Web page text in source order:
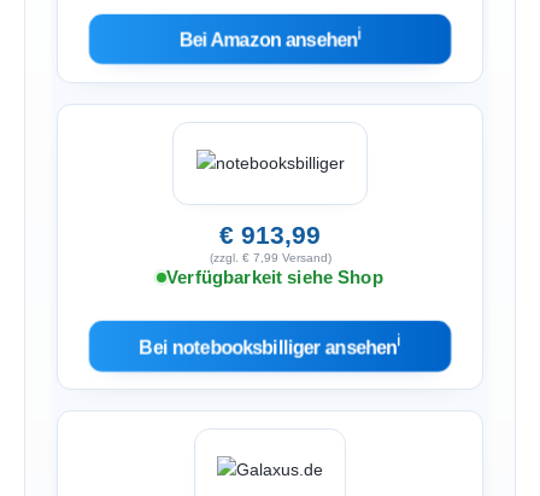
Bei Amazon ansehenℹ︎
€ 913,99
(zzgl. € 7,99 Versand)
Verfügbarkeit siehe Shop
Bei notebooksbilliger ansehenℹ︎